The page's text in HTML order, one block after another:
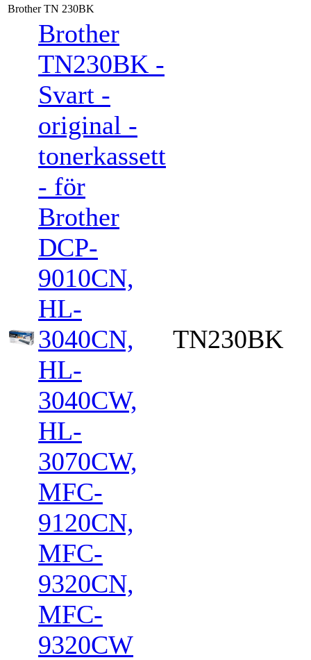
Brother TN 230BK
Brother
TN230BK -
Svart -
original -
tonerkassett
- för
Brother
DCP-
9010CN,
HL-
3040CN,
HL-
3040CW,
HL-
3070CW,
MFC-
9120CN,
MFC-
9320CN,
MFC-
9320CW
TN230BK